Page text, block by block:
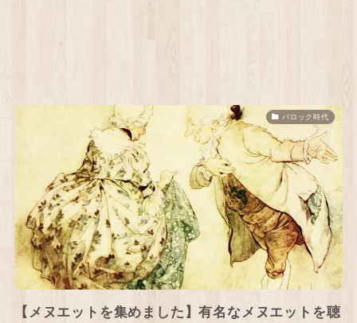
バロック時代
【メヌエットを集めました】有名なメヌエットを聴